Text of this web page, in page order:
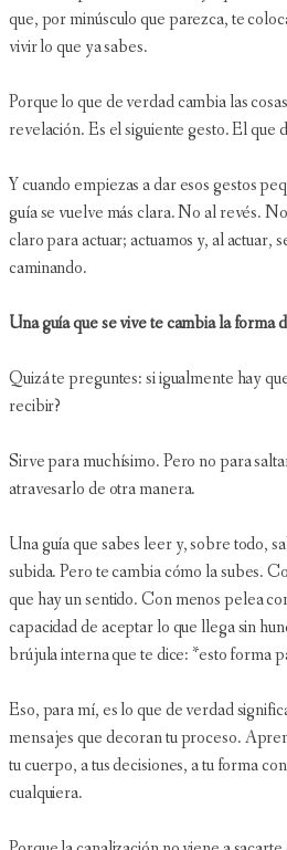
que, por minúsculo que parezca, te
vivir lo que ya sabes.
Porque lo que de verdad cambia las
revelación. Es el siguiente gesto. El que
Y cuando empiezas a dar esos gestos
guía se vuelve más clara. No al revés.
claro para actuar; actuamos y, al actuar,
caminando.
Una guía que se vive te cambia la forma
Quizá te preguntes: si igualmente hay
recibir?
Sirve para muchísimo. Pero no para
atravesarlo de otra manera.
Una guía que sabes leer y, sobre todo,
subida. Pero te cambia cómo la subes.
que hay un sentido. Con menos pelea
capacidad de aceptar lo que llega sin
brújula interna que te dice: *esto forma
Eso, para mí, es lo que de verdad
mensajes que decoran tu proceso.
tu cuerpo, a tus decisiones, a tu forma
cualquiera.